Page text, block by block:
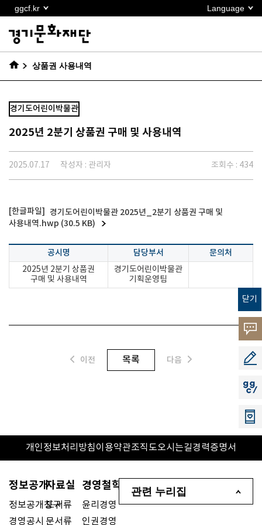
바로가기
ggcf.kr Language
닫기
고객의
소리
공모
지지
상품권 사용내역
경기도어린이박물관
2025년 2분기 상품권 구매 및 사용내역
2025.07.17 작성자 : 관리자 조회수 : 434
경기도어린이박물관 2025년_2분기 상품권 구매 및
사용내역.hwp (30.5 KB)
공시명 담당부서 문의처
2025년 2분기 상품권
구매 및 사용내역
경기도어린이박물관
기획운영팀
이전 목록 다음
개인정보처리방침이용약관조직도오시는길경력증명서
정보공개
정보공개청구
경영공시
자료실
도서류
문서류
경영철학
윤리경영
인권경영
관련 누리집